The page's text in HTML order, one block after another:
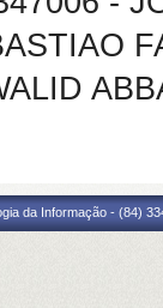
da Informação - (84)